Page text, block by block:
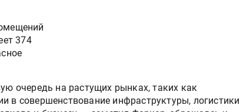
374
очередь на растущих рынках, таких как
в совершенствование инфраструктуры, логистики